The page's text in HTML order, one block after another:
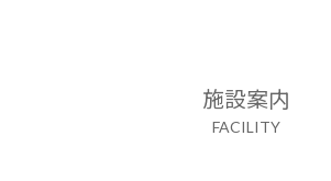
施設案内
FACILITY